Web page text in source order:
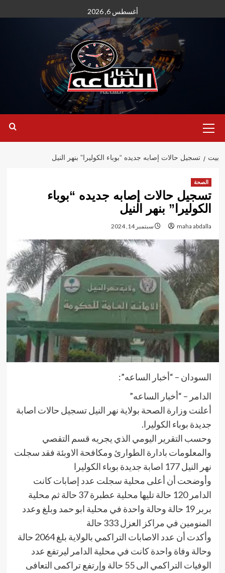
إلى
أغسطس 6, 2026
الأساسية
بيت تسجيل حالات إصابه جديده “بوباء الكوليرا” بنهر النيل
الصحة
تسجيل حالات إصابه جديده “بوباء
الكوليرا” بنهر النيل
maha abdalla سبتمبر 14, 2024
السودان – “أخبار الساعه”:
الدامر – “أخبار الساعه”
أعلنت وزارة الصحة بولاية نهر النيل تسجيل حالات اصابة
جديدة بوباء الكوليرا.
وحسب التقرير اليومي الذي يجريه قسم التقصي
والمعلومات بادارة الطوارئ ومكافحة الاوبئة فقد سجلت
نهر النيل 177 اصابة جديدة بوباء الكوليرا
وأوضحت أن أعلى محلية سجلت عدد إصابات كانت
الدامر 120 حالة تليها محلية عطبرة 37 حالة ثم محلية
بربر 19 حالة وحالة واحدة في محلية ابو حمد وبلغ وعدد
المنومين في مراكز العزل 333 حالة
وأكدت أن عدد الاصابات التراكمي بالولاية بلغ 2064 حالة
وحالة وفاة واحدة كانت في محلية الدامر ليرتفع عدد
الوفيات التراكمي الى 55 حالة وإرتفع تراكمى التعافى